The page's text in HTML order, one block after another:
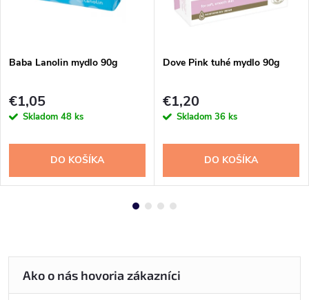
Baba Lanolin mydlo 90g
€1,05
Skladom 48 ks
DO KOŠÍKA
Dove Pink tuhé mydlo 90g
€1,20
Skladom 36 ks
DO KOŠÍKA